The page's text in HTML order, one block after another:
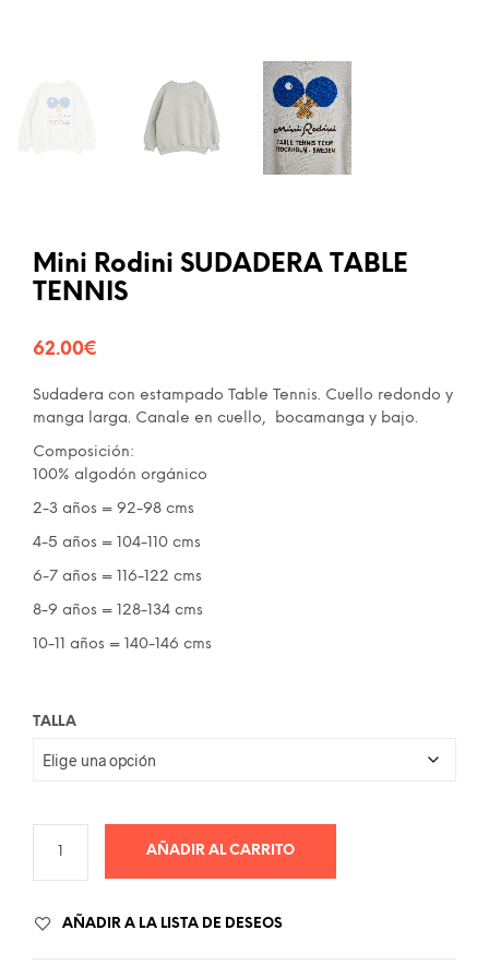
Mini Rodini SUDADERA TABLE
TENNIS
62.00€
Sudadera con estampado Table Tennis. Cuello redondo y
manga larga. Canale en cuello, bocamanga y bajo.
Composición:
100% algodón orgánico
2-3 años = 92-98 cms
4-5 años = 104-110 cms
6-7 años = 116-122 cms
8-9 años = 128-134 cms
10-11 años = 140-146 cms
TALLA
AÑADIR AL CARRITO
AÑADIR A LA LISTA DE DESEOS